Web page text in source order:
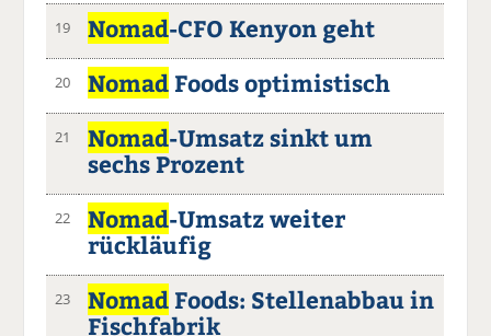
19 Nomad-CFO Kenyon geht
20 Nomad Foods optimistisch
21 Nomad-Umsatz sinkt um
sechs Prozent
22 Nomad-Umsatz weiter
rückläufig
23 Nomad Foods: Stellenabbau in
Fischfabrik